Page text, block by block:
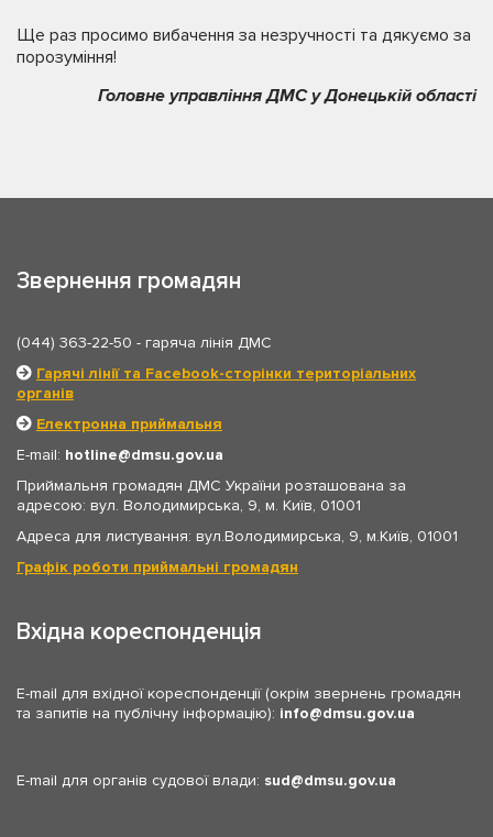
Ще раз просимо вибачення за незручності та дякуємо за
порозуміння!
Головне управління ДМС у Донецькій області
Звернення громадян
(044) 363-22-50 - гаряча лінія ДМС
Гарячі лінії та Facebook-сторінки територіальних
органів
Електронна приймальня
E-mail: hotline
dmsu.gov.ua
Приймальня громадян ДМС України розташована за
адресою: вул. Володимирська, 9, м. Київ, 01001
Адреса для листування: вул.Володимирська, 9, м.Київ, 01001
Графік роботи приймальні громадян
Вхідна кореспонденція
E-mail для вхідної кореспонденції (окрім звернень громадян
та запитів на публічну інформацію): info dmsu.gov.ua
E-mail для органів судової влади: sud dmsu.gov.ua